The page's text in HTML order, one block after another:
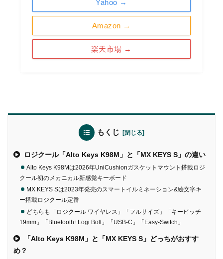
Amazon →
楽天市場 →
Yahoo →
もくじ
ロジクール「Alto Keys K98M」と「MX KEYS S」の違い
Alto Keys K98Mは2026年UniCushionガスケットマウント搭載ロジ
クール初のメカニカル新感覚キーボード
MX KEYS Sは2023年発売のスマートイルミネーション&絵文字キ
ー搭載ロジクール定番
どちらも「ロジクール ワイヤレス」「フルサイズ」「キーピッチ
19mm」「Bluetooth+Logi Bolt」「USB-C」「Easy-Switch」
「Alto Keys K98M」と「MX KEYS S」どっちがおすす
め？